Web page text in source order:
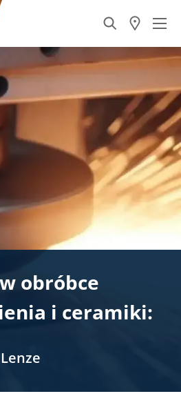
obróbce
i ceramiki: